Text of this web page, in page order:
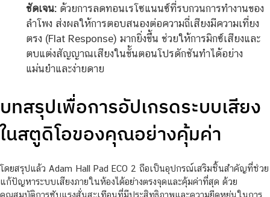
ชัดเจน:ด้วยการลดทอนเรโซแนนซ์ที่รบกวนการทำงานของ
ลำโพง ส่งผลให้การตอบสนองต่อความถี่เสียงมีความเที่ยง
ตรง (Flat Response) มากยิ่งขึ้น ช่วยให้การมิกซ์เสียงและ
ตบแต่งสัญญาณเสียงในขั้นตอนโปรดักชันทำได้อย่าง
แม่นยำและง่ายดาย
บทสรุปเพื่อการอัปเกรดระบบเสียง
ในสตูดิโอของคุณอย่างคุ้มค่า
โดยสรุปแล้ว Adam Hall Pad ECO 2 ถือเป็นอุปกรณ์เสริมชิ้นสำคัญที่ช่วย
แก้ปัญหาระบบเสียงภายในห้องได้อย่างตรงจุดและคุ้มค่าที่สุด ด้วย